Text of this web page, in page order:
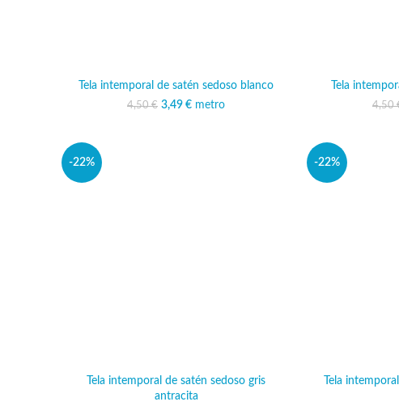
Tela intemporal de satén sedoso blanco
4,50€
El precio original era:
3,49 € El precio actual es:
metro
Tela
4,50
-22%
Tela intemporal de satén sedoso gris
antracita
-22%
Tela